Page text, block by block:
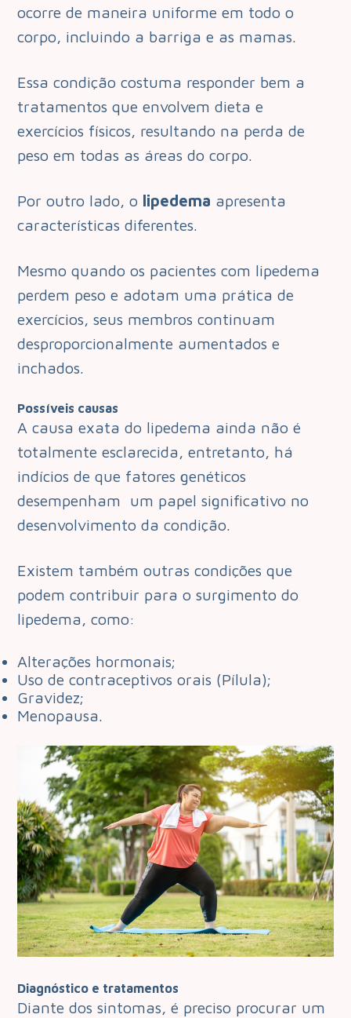
ocorre de maneira uniforme em todo o
corpo, incluindo a barriga e as mamas.
Essa condição costuma responder bem a
tratamentos que envolvem dieta e
exercícios físicos, resultando na perda de
peso em todas as áreas do corpo.
Por outro lado, o lipedema apresenta
características diferentes.
Mesmo quando os pacientes com lipedema
perdem peso e adotam uma prática de
exercícios, seus membros continuam
desproporcionalmente aumentados e
inchados.
Possíveis causas
A causa exata do lipedema ainda não é
totalmente esclarecida, entretanto, há
indícios de que fatores genéticos
desempenham um papel significativo no
desenvolvimento da condição.
Existem também outras condições que
podem contribuir para o surgimento do
lipedema, como:
Alterações hormonais;
Uso de contraceptivos orais (Pílula);
Gravidez;
Menopausa.
Diagnóstico e tratamentos
Diante dos sintomas, é preciso procurar um